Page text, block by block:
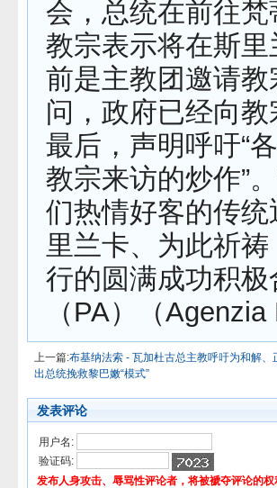
会，总统在前往
教宗表示将在斯
前是主教团邀请
问，政府已经向
最后，声明呼吁“
教宗来访的炒作”
们热情好客的传
里兰卡、为此祈
行的圆满成功积极
（PA）（
上一篇:布基纳法索 - 瓦加杜古总主教呼吁为和解、
出总统挽救黎巴嫩“模式”
发表评论
用户名:
验证码:
发布人身攻击、辱骂性评论者，将被褫夺评论的权